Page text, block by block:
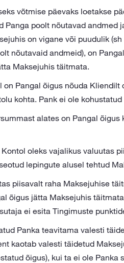
võtmise päevaks loetakse
Panga poolt nõutavad
on vigane või puudulik
nõutavaid andmeid), on
Maksejuhis täitmata.
Pangal õigus nõuda
kohta. Pank ei ole
alates on Pangal
oleks vajalikus valuutas
lepingute alusel tehtud
piisavalt raha Maksejuhise
õigus jätta Maksejuhis
ei esita Tingimuste
Panka teavitama valesti
kaotab valesti täidetud
õigus), kui ta ei ole